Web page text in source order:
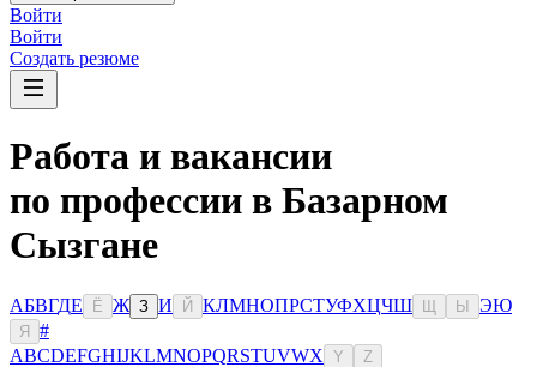
Войти
Войти
Создать резюме
Работа и вакансии
по профессии в Базарном
Сызгане
АБВГДЕ Ё Ж З И Й КЛМНОПРСТУФХЦЧШ Ы ЭЮ
Я
#
ABCDEFGHIJKLMNOPQRSTUVWX Y Z